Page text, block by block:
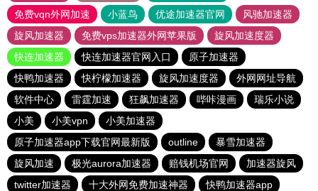
免费vqn外网加速
小蓝鸟 优途加速器官网
风驰加速器
旋风加速器
免费vps加速器外网苹果版
旋风加速度器
快连加速器
快连加速器官网入口
原子加速器
快鸭加速器
快柠檬加速器 旋风加速度器
外网网址导航
软件中心
雷霆加速 狂飙加速器 哔咔漫画
瑞乐小说
小美
小美vpn
小美加速器
原子加速器app下载官网最新版
outline
暴雪加速器
旋风加速
极光aurora加速器 赔钱机场官网
加速器旋风
twitter加速器
十大外网免费加速神器
快鸭加速器app